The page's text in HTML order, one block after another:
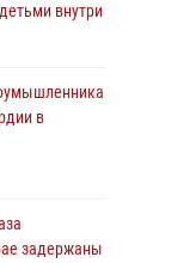
внутри
в
задержаны